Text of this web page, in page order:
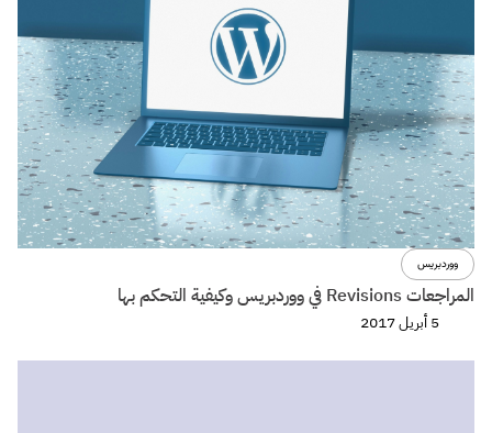
ووردبريس
المراجعات Revisions في ووردبريس وكيفية التحكم بها
5 أبريل 2017